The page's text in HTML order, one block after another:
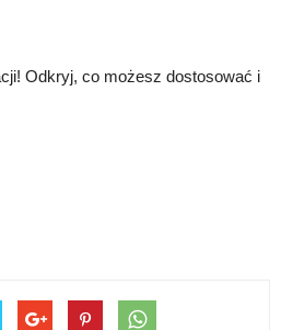
Odkryj, co możesz dostosować i